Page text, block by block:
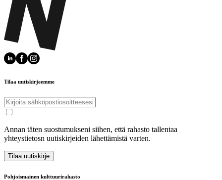
Tilaa uutiskirjeemme
Annan täten suostumukseni siihen, että rahasto tallentaa
yhteystietosn uutiskirjeiden lähettämistä varten.
Tilaa uutiskirje
Pohjoismainen kulttuurirahasto